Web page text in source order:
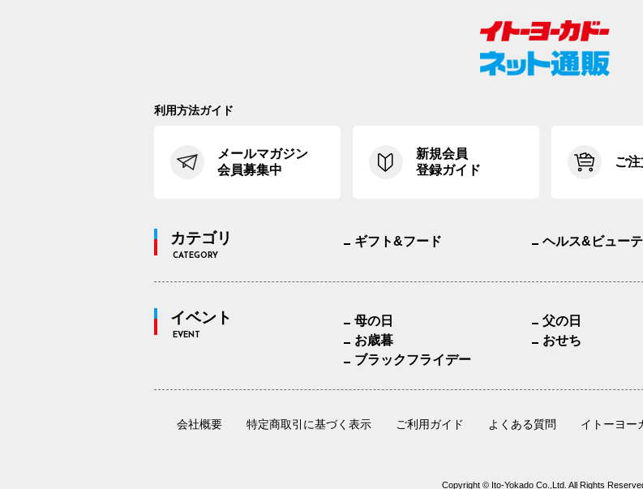
利用方法ガイド
メールマガジン
会員募集中
新規会員
登録ガイド
ご
カテゴリ
CATEGORY
ギフト&フード ヘルス&ビュー
イベント
EVENT
母の日 父の日
お歳暮
おせち
ブラックフライデー
会社概要 特定商取引に基づく表示 ご利用ガイド よくある質問 イトーヨー
Copyright © Ito-Yokado Co.,Ltd. All Rights